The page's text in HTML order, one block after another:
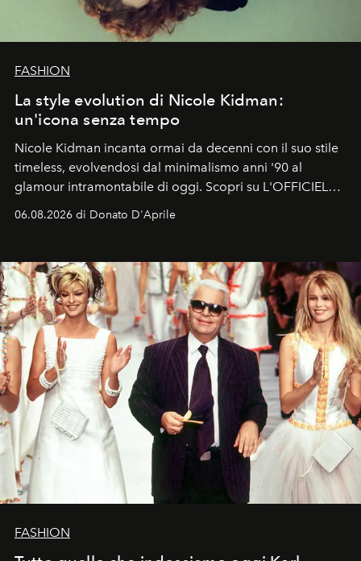
FASHION
La style evolution di Nicole Kidman:
un'icona senza tempo
Nicole Kidman incanta ormai da decenni con il suo stile
timeless, evolvendosi dal minimalismo anni '90 al
glamour intramontabile di oggi. Scopri su L'OFFICIEL
Italia la sua style evolution.
06.08.2026 di Donato D'Aprile
FASHION